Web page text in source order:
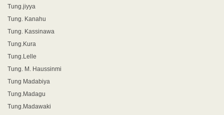
Tung.jiyya
Tung. Kanahu
Tung. Kassinawa
Tung.Kura
Tung.Lelle
Tung. M. Haussinmi
Tung Madabiya
Tung.Madagu
Tung.Madawaki